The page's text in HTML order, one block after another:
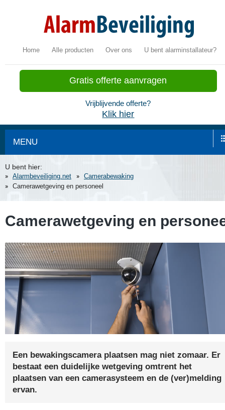
Home Alle producten Over ons U bent alarminstallateur?
Gratis offerte aanvragen
Vrijblijvende offerte?
Klik hier
MENU
U bent hier:
Alarmbeveiliging.net
Camerabewaking
Camerawetgeving en personeel
Camerawetgeving en
Een bewakingscamera plaatsen mag niet zomaar. Er
bestaat een duidelijke wetgeving omtrent het
plaatsen van een camerasysteem en de (ver)melding
ervan.